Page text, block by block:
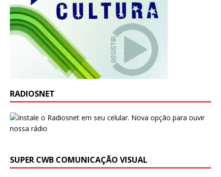
RADIOSNET
SUPER CWB COMUNICAÇÃO VISUAL